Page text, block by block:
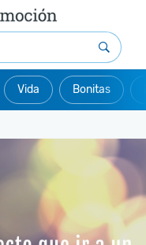
Vida Bonitas